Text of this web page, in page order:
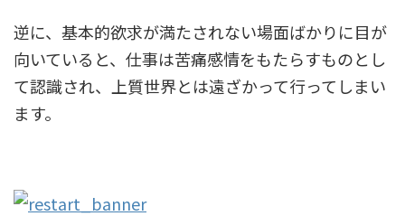
逆に、基本的欲求が満たされない場面ばかりに目が
向いていると、仕事は苦痛感情をもたらすものとし
て認識され、上質世界とは遠ざかって行ってしまい
ます。